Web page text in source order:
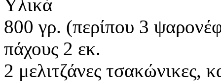
Υλικά
800 γρ. (περίπου 3
πάχους 2 εκ.
2 μελιτζάνες τσακώνικες,